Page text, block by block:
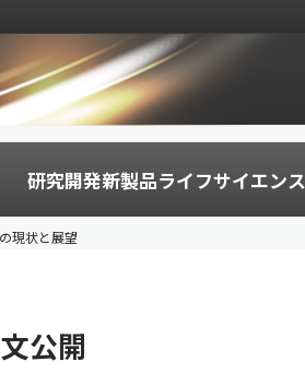
研究開発新製品ライフサイエンス
現状と展望
公開